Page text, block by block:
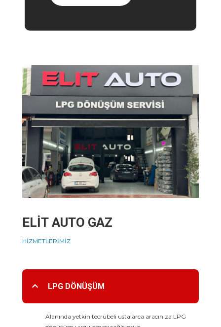
ELİT AUTO GAZ
HİZMETLERİMİZ
LPG DÖNÜŞÜM
Alanında yetkin tecrübeli ustalarca aracınıza LPG